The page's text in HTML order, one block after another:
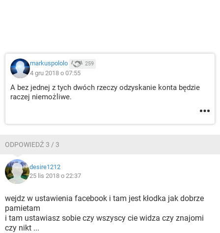
markuspololo 259
4 gru 2018 o 07:55
A bez jednej z tych dwóch rzeczy odzyskanie konta będzie
raczej niemożliwe.
ODPOWIEDŹ 3 / 3
desire1212
25 lis 2018 o 22:37
wejdz w ustawienia facebook i tam jest kłodka jak dobrze
pamietam
i tam ustawiasz sobie czy wszyscy cie widza czy znajomi
czy nikt ...